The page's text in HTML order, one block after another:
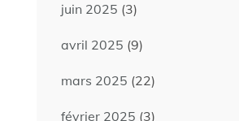
juin 2025 (3)
avril 2025 (9)
mars 2025 (22)
février 2025 (3)